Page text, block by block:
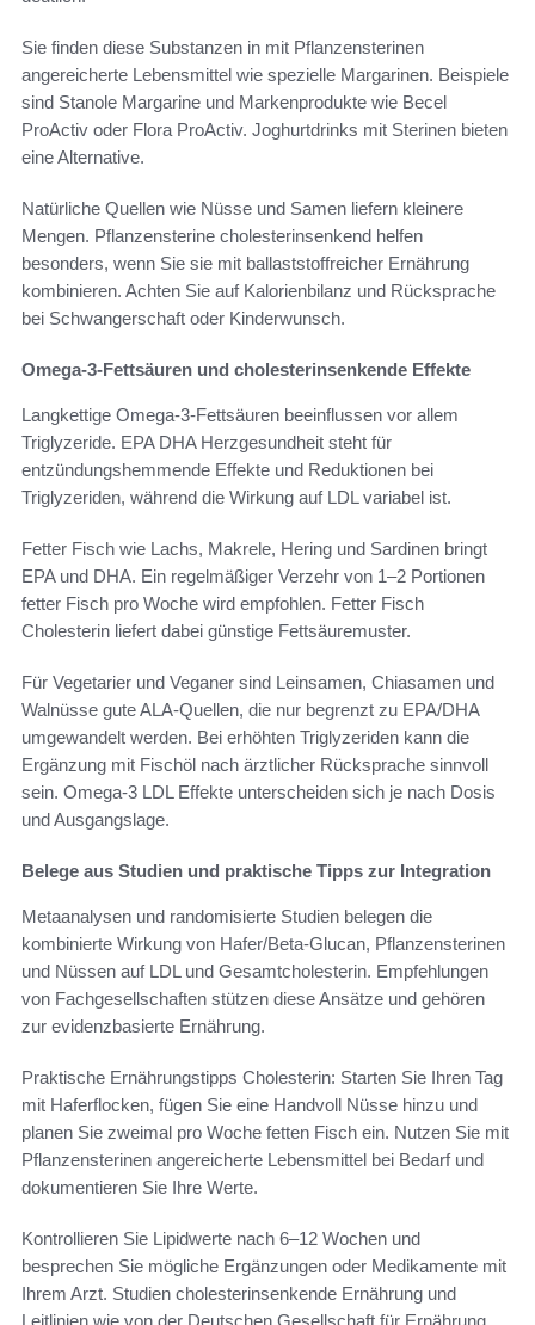
Sie finden diese Substanzen in mit Pflanzensterinen
angereicherte Lebensmittel wie spezielle Margarinen. Beispiele
sind Stanole Margarine und Markenprodukte wie Becel
ProActiv oder Flora ProActiv. Joghurtdrinks mit Sterinen bieten
eine Alternative.
Natürliche Quellen wie Nüsse und Samen liefern kleinere
Mengen. Pflanzensterine cholesterinsenkend helfen
besonders, wenn Sie sie mit ballaststoffreicher Ernährung
kombinieren. Achten Sie auf Kalorienbilanz und Rücksprache
bei Schwangerschaft oder Kinderwunsch.
Omega-3-Fettsäuren und cholesterinsenkende Effekte
Langkettige Omega-3-Fettsäuren beeinflussen vor allem
Triglyzeride. EPA DHA Herzgesundheit steht für
entzündungshemmende Effekte und Reduktionen bei
Triglyzeriden, während die Wirkung auf LDL variabel ist.
Fetter Fisch wie Lachs, Makrele, Hering und Sardinen bringt
EPA und DHA. Ein regelmäßiger Verzehr von 1–2 Portionen
fetter Fisch pro Woche wird empfohlen. Fetter Fisch
Cholesterin liefert dabei günstige Fettsäuremuster.
Für Vegetarier und Veganer sind Leinsamen, Chiasamen und
Walnüsse gute ALA-Quellen, die nur begrenzt zu EPA/DHA
umgewandelt werden. Bei erhöhten Triglyzeriden kann die
Ergänzung mit Fischöl nach ärztlicher Rücksprache sinnvoll
sein. Omega-3 LDL Effekte unterscheiden sich je nach Dosis
und Ausgangslage.
Belege aus Studien und praktische Tipps zur Integration
Metaanalysen und randomisierte Studien belegen die
kombinierte Wirkung von Hafer/Beta-Glucan, Pflanzensterinen
und Nüssen auf LDL und Gesamtcholesterin. Empfehlungen
von Fachgesellschaften stützen diese Ansätze und gehören
zur evidenzbasierte Ernährung.
Praktische Ernährungstipps Cholesterin: Starten Sie Ihren Tag
mit Haferflocken, fügen Sie eine Handvoll Nüsse hinzu und
planen Sie zweimal pro Woche fetten Fisch ein. Nutzen Sie mit
Pflanzensterinen angereicherte Lebensmittel bei Bedarf und
dokumentieren Sie Ihre Werte.
Kontrollieren Sie Lipidwerte nach 6–12 Wochen und
besprechen Sie mögliche Ergänzungen oder Medikamente mit
Ihrem Arzt. Studien cholesterinsenkende Ernährung und
Leitlinien wie von der Deutschen Gesellschaft für Ernährung